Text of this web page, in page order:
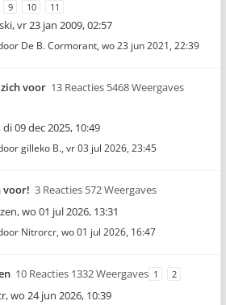
9 10 11
,vr 23 jan 2009, 02:57
De B. Cormorant, wo 23 jun 2021, 22:39
voor 13 Reacties 5468 Weergaves
,di 09 dec 2025, 10:49
gilleko B., vr 03 jul 2026, 23:45
voor! 3 Reacties 572 Weergaves
,wo 01 jul 2026, 13:31
Nitrorcr, wo 01 jul 2026, 16:47
10 Reacties 1332 Weergaves 1 2
,wo 24 jun 2026, 10:39